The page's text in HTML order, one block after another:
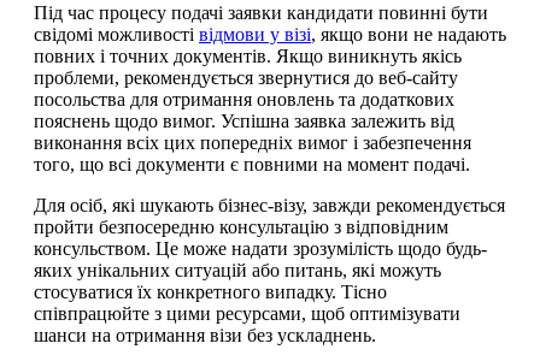
Під час процесу подачі заявки кандидати повинні бути
свідомі можливості відмови у візі, якщо вони не надають
повних і точних документів. Якщо виникнуть якісь
проблеми, рекомендується звернутися до веб-сайту
посольства для отримання оновлень та додаткових
пояснень щодо вимог. Успішна заявка залежить від
виконання всіх цих попередніх вимог і забезпечення
того, що всі документи є повними на момент подачі.
Для осіб, які шукають бізнес-візу, завжди рекомендується
пройти безпосередню консультацію з відповідним
консульством. Це може надати зрозумілість щодо будь-
яких унікальних ситуацій або питань, які можуть
стосуватися їх конкретного випадку. Тісно
співпрацюйте з цими ресурсами, щоб оптимізувати
шанси на отримання візи без ускладнень.